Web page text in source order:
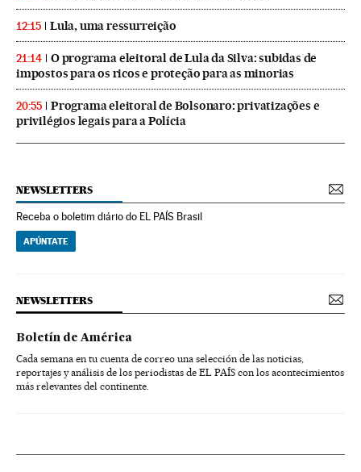
12:15 Lula, uma ressurreição
21:14
O programa eleitoral de Lula da Silva: subidas de
impostos para os ricos e proteção para as minorias
20:55
Programa eleitoral de Bolsonaro: privatizações e
privilégios legais para a Polícia
NEWSLETTERS
Receba o boletim diário do EL PAÍS Brasil
APÚNTATE
NEWSLETTERS
Boletín de América
Cada semana en tu cuenta de correo una selección de las noticias,
reportajes y análisis de los periodistas de EL PAÍS con los acontecimientos
más relevantes del continente.